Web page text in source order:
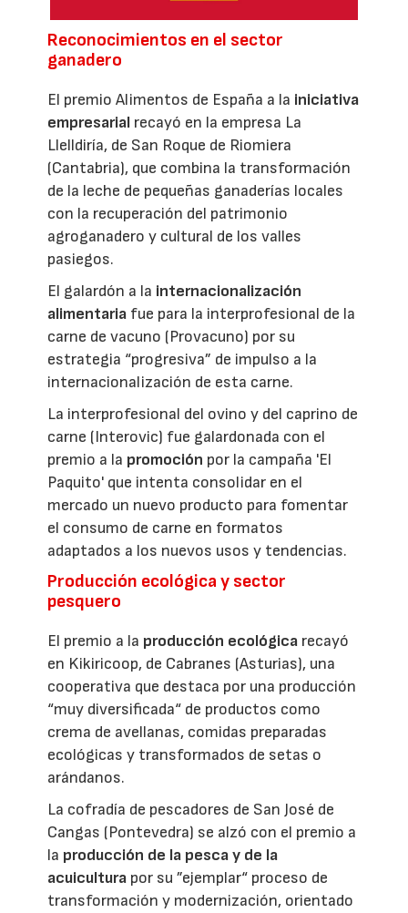
Reconocimientos en el sector
ganadero
El premio Alimentos de España a la iniciativa
empresarial recayó en la empresa La
Llelldiría, de San Roque de Riomiera
(Cantabria), que combina la transformación
de la leche de pequeñas ganaderías locales
con la recuperación del patrimonio
agroganadero y cultural de los valles
pasiegos.
El galardón a la internacionalización
alimentaria fue para la interprofesional de la
carne de vacuno (Provacuno) por su
estrategia “progresiva” de impulso a la
internacionalización de esta carne.
La interprofesional del ovino y del caprino de
carne (Interovic) fue galardonada con el
premio a la promoción por la campaña 'El
Paquito' que intenta consolidar en el
mercado un nuevo producto para fomentar
el consumo de carne en formatos
adaptados a los nuevos usos y tendencias.
Producción ecológica y sector
pesquero
El premio a la producción ecológica recayó
en Kikiricoop, de Cabranes (Asturias), una
cooperativa que destaca por una producción
“muy diversificada“ de productos como
crema de avellanas, comidas preparadas
ecológicas y transformados de setas o
arándanos.
La cofradía de pescadores de San José de
Cangas (Pontevedra) se alzó con el premio a
la producción de la pesca y de la
acuicultura por su ”ejemplar“ proceso de
transformación y modernización, orientado